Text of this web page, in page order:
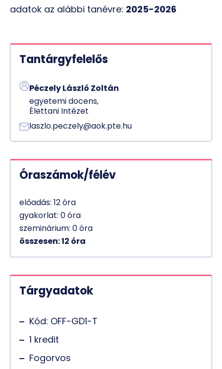
adatok az alábbi tanévre: 2025-2026
Tantárgyfelelős
Péczely László Zoltán
egyetemi docens,
Élettani Intézet
laszlo.peczely@aok.pte.hu
Óraszámok/félév
előadás: 12 óra
gyakorlat: 0 óra
szeminárium: 0 óra
összesen: 12 óra
Tárgyadatok
Kód: OFF-GD1-T
1 kredit
Fogorvos